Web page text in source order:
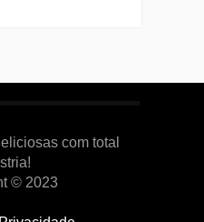
com total
© 2023